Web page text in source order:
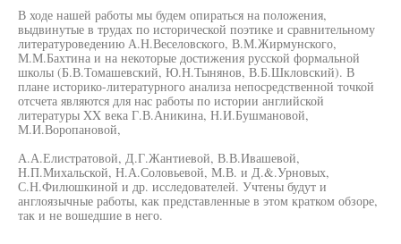
В ходе нашей работы мы будем опираться на положения,
выдвинутые в трудах по исторической поэтике и сравнительному
литературоведению А.Н.Веселовского, В.М.Жирмунского,
М.М.Бахтина и на некоторые достижения русской формальной
школы (Б.В.Томашевский, Ю.Н.Тынянов, В.Б.Шкловский). В
плане историко-литературного анализа непосредственной точкой
отсчета являются для нас работы по истории английской
литературы XX века Г.В.Аникина, Н.И.Бушмановой,
М.И.Воропановой,
А.А.Елистратовой, Д.Г.Жантиевой, В.В.Ивашевой,
Н.П.Михальской, Н.А.Соловьевой, М.В. и Д.&.Урновых,
С.Н.Филюшкиной и др. исследователей. Учтены будут и
англоязычные работы, как представленные в этом кратком обзоре,
так и не вошедшие в него.